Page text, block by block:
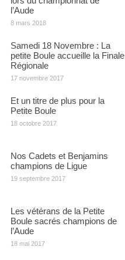
l’Aude
8 mars 2018
Samedi 18 Novembre : La
petite Boule accueille la Finale
Régionale
17 novembre 2017
Et un titre de plus pour la
Petite Boule
18 octobre 2017
Nos Cadets et Benjamins
champions de Ligue
19 septembre 2017
Les vétérans de la Petite
Boule sacrés champions de
l’Aude
18 mai 2017